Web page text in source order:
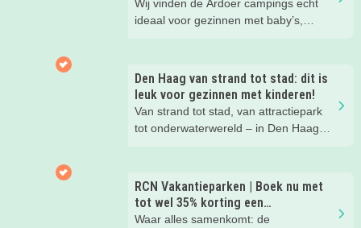
Nederland
Wij vinden de Ardoer campings echt
ideaal voor gezinnen met baby’s,
Den Haag van strand tot stad: dit is
leuk voor gezinnen met kinderen!
Van strand tot stad, van attractiepark
tot onderwaterwereld – in Den Haag
ontspannen met een lekkere lunch op
het strand en een duik in zee. Heerlijk!
RCN Vakantieparken | Boek nu met
tot wel 35% korting een
zomervakantie!
Waar alles samenkomt: de